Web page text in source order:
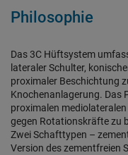
Philosophie
Das 3C Hüftsystem
lateraler Schulter,
proximaler Beschichtung
Knochenanlagerung. Das
proximalen
gegen Rotationskräfte zu
Zwei Schafttypen –
Version des zementfreien